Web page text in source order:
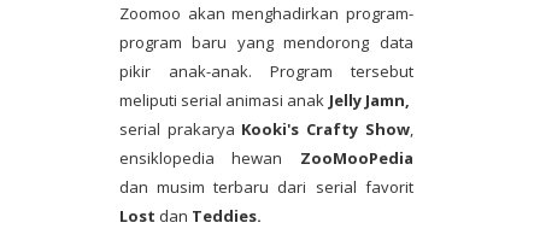
Zoomoo akan menghadirkan program-
program baru yang mendorong data
pikir anak-anak. Program tersebut
meliputi serial animasi anak Jelly Jamn,
serial prakarya Kooki's Crafty Show,
ensiklopedia hewan ZooMooPedia
dan musim terbaru dari serial favorit
Lost dan Teddies.